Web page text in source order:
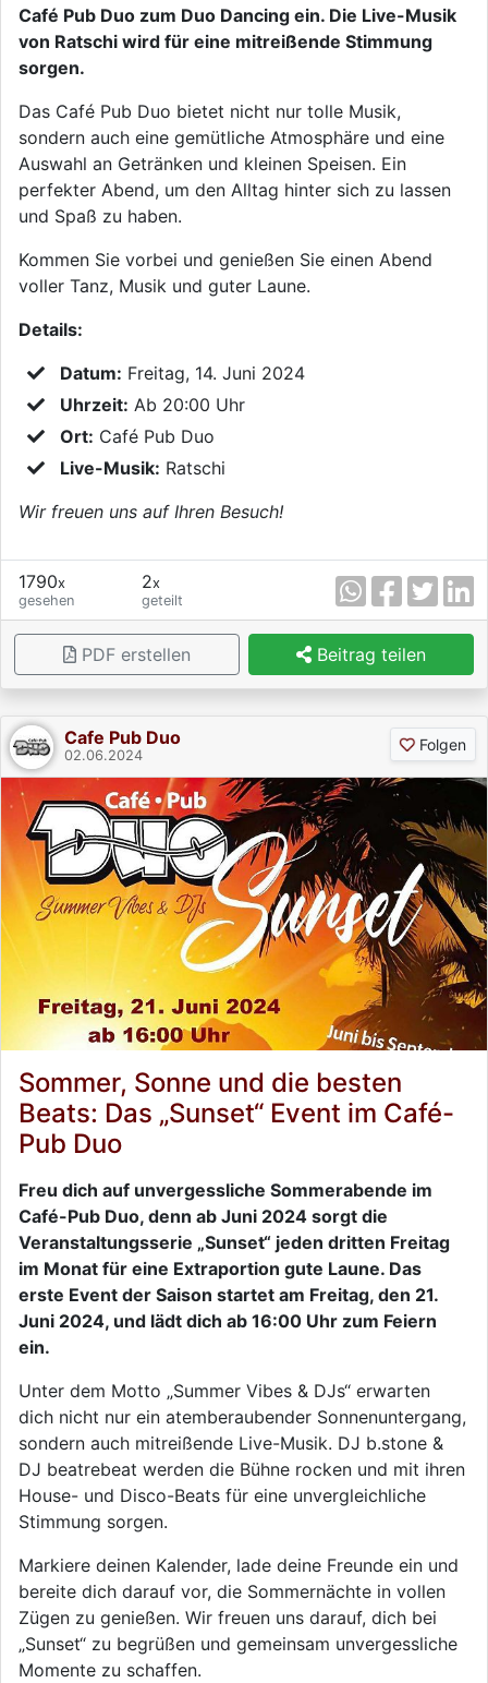
Café Pub Duo zum Duo Dancing ein. Die Live-Musik
von Ratschi wird für eine mitreißende Stimmung
sorgen.
Das Café Pub Duo bietet nicht nur tolle Musik,
sondern auch eine gemütliche Atmosphäre und eine
Auswahl an Getränken und kleinen Speisen. Ein
perfekter Abend, um den Alltag hinter sich zu lassen
und Spaß zu haben.
Kommen Sie vorbei und genießen Sie einen Abend
voller Tanz, Musik und guter Laune.
Details:
Datum: Freitag, 14. Juni 2024
Uhrzeit: Ab 20:00 Uhr
Ort: Café Pub Duo
Live-Musik: Ratschi
Wir freuen uns auf Ihren Besuch!
1790x
gesehen
2x
geteilt
PDF erstellen Beitrag teilen
Cafe Pub Duo
02.06.2024
Folgen
Sommer, Sonne und die besten
Beats: Das „Sunset“ Event im Café-
Pub Duo
Freu dich auf unvergessliche Sommerabende im
Café-Pub Duo, denn ab Juni 2024 sorgt die
Veranstaltungsserie „Sunset“ jeden dritten Freitag
im Monat für eine Extraportion gute Laune. Das
erste Event der Saison startet am Freitag, den 21.
Juni 2024, und lädt dich ab 16:00 Uhr zum Feiern
ein.
Unter dem Motto „Summer Vibes & DJs“ erwarten
dich nicht nur ein atemberaubender Sonnenuntergang,
sondern auch mitreißende Live-Musik. DJ b.stone &
DJ beatrebeat werden die Bühne rocken und mit ihren
House- und Disco-Beats für eine unvergleichliche
Stimmung sorgen.
Markiere deinen Kalender, lade deine Freunde ein und
bereite dich darauf vor, die Sommernächte in vollen
Zügen zu genießen. Wir freuen uns darauf, dich bei
„Sunset“ zu begrüßen und gemeinsam unvergessliche
Momente zu schaffen.